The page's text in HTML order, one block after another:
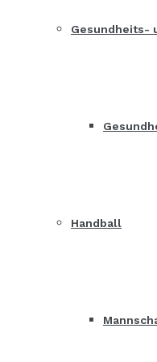
Gesundheits-
Handball